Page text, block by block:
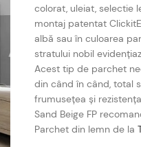
colorat, uleiat, selectie
montaj patentat
albă sau în culoarea
stratului nobil
Acest tip de parchet
din când în când, total
frumusețea și
Sand Beige FP
Parchet din lemn de la